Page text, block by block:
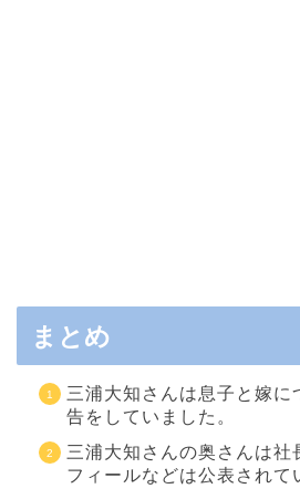
まとめ
三浦大知さんは息子と嫁に
告をしていました。
三浦大知さんの奥さんは社
フィールなどは公表されて